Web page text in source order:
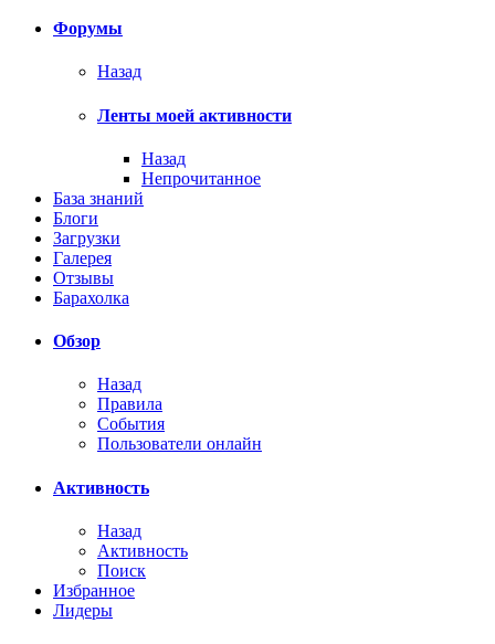
Форумы
Назад
Ленты моей активности
Назад
Непрочитанное
База знаний
Блоги
Загрузки
Галерея
Отзывы
Барахолка
Обзор
Назад
Правила
События
Пользователи онлайн
Активность
Назад
Активность
Поиск
Избранное
Лидеры